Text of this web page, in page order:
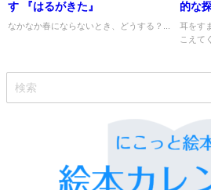
す 『はるがきた』
なかなか春にならないとき、どうする？...
的な
耳をす
こえて